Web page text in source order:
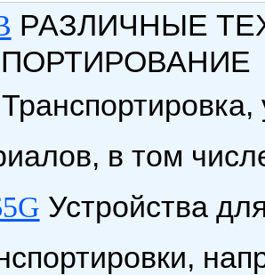
РАЗЛИЧНЫЕ
Транспортировка,
в том
Устройства